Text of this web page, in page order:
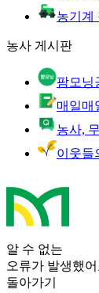
농기계
농사 게시판
팜모닝
매일매
농사,
이웃들
알 수 없는
오류가 발생했
돌아가기